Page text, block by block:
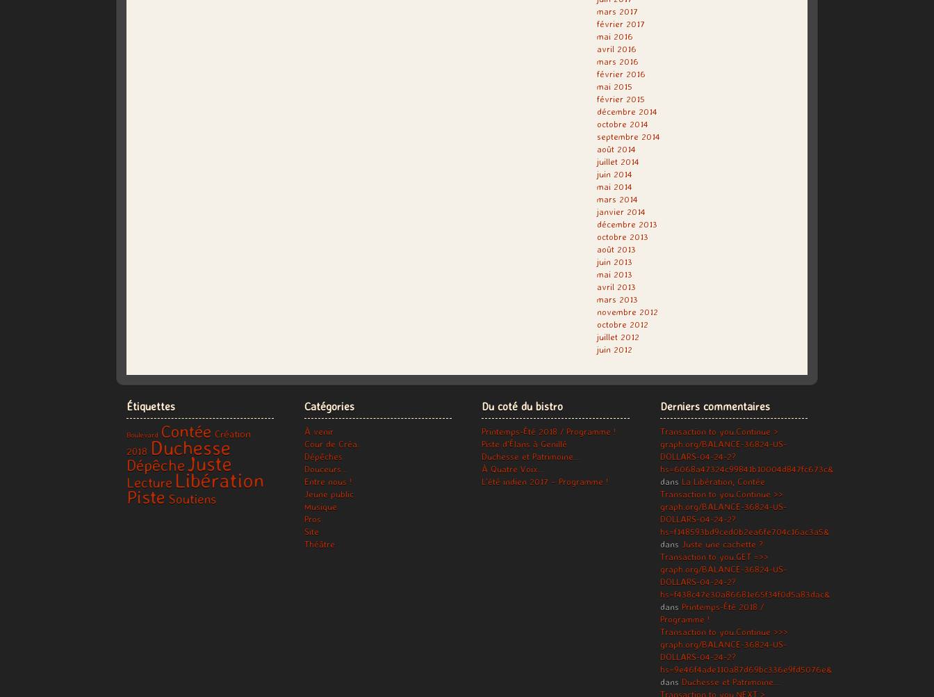
mars 2017
février 2017
mai 2016
avril 2016
mars 2016
février 2016
mai 2015
février 2015
décembre 2014
octobre 2014
septembre 2014
août 2014
juillet 2014
juin 2014
mai 2014
mars 2014
janvier 2014
décembre 2013
octobre 2013
août 2013
juin 2013
mai 2013
avril 2013
mars 2013
novembre 2012
octobre 2012
juillet 2012
juin 2012
Étiquettes
Boulevard Contée Création
2018 Duchesse
DépêcheJuste
Lecture Libération
Piste Soutiens
Catégories
À venir
Cour de Créa.
Dépêches
Douceurs…
Entre nous !
Jeune public
Musique
Pros
Site
Théâtre
Du coté du bistro
Printemps-Été 2018 / Programme !
Piste d’Élans à Genillé
Duchesse et Patrimoine…
À Quatre Voix…
L’été indien 2017 – Programme !
Derniers commentaires
Transaction to you.Continue >
graph.org/BALANCE-36824-US-
DOLLARS-04-24-2?
hs=6068a47324c99841b10004d847fc673c&
dans La Libération, Contée
Transaction to you.Continue >>
graph.org/BALANCE-36824-US-
DOLLARS-04-24-2?
hs=f148593bd9ced0b2ea6fe704c16ac3a5&
dans Juste une cachette ?
Transaction to you.GET =>>
graph.org/BALANCE-36824-US-
DOLLARS-04-24-2?
hs=f438c47e30a86681e65f34f0d5a83dac&
dans Printemps-Été 2018 /
Programme !
Transaction to you.Continue >>>
graph.org/BALANCE-36824-US-
DOLLARS-04-24-2?
hs=9e46f4ade110a87d69bc336e9fd5076e&
dans Duchesse et Patrimoine…
Transaction to you.NEXT >